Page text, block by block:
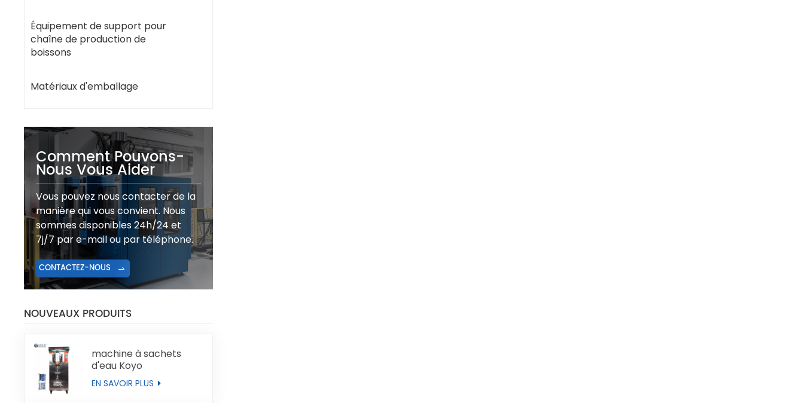
Équipement de support pour
chaîne de production de
boissons
Matériaux d'emballage
Comment Pouvons-
Nous Vous Aider
Vous pouvez nous contacter de la
manière qui vous convient. Nous
sommes disponibles 24h/24 et
7j/7 par e-mail ou par téléphone.
CONTACTEZ-NOUS
NOUVEAUX PRODUITS
machine à sachets
d'eau Koyo
EN SAVOIR PLUS